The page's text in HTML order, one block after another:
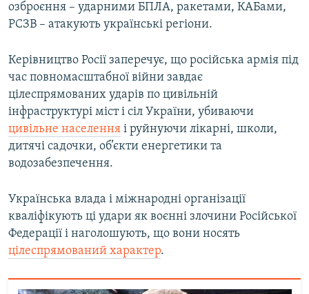
озброєння – ударними БПЛА, ракетами, КАБами,
РСЗВ – атакують українські регіони.
Керівництво Росії заперечує, що російська армія під
час повномасштабної війни завдає
цілеспрямованих ударів по цивільній
інфраструктурі міст і сіл України, убиваючи
цивільне населення і руйнуючи лікарні, школи,
дитячі садочки, об’єкти енергетики та
водозабезпечення.
Українська влада і міжнародні організації
кваліфікують ці удари як воєнні злочини Російської
Федерації і наголошують, що вони носять
цілеспрямований характер.